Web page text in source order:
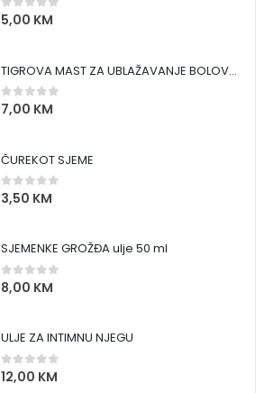
0 out of 5
5,00 KM
TIGROVA MAST ZA UBLAŽAVANJE BOLOVA I ZAGRIJAVANJE MIŠIĆA
0 out of 5
7,00 KM
ČUREKOT SJEME
0 out of 5
3,50 KM
SJEMENKE GROŽĐA ulje 50 ml
0 out of 5
8,00 KM
ULJE ZA INTIMNU NJEGU
0out of 5
12,00 KM